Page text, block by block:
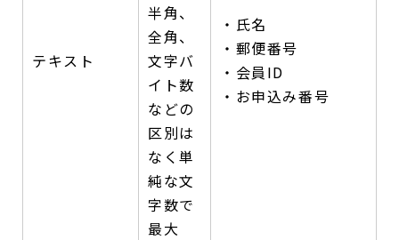
テキスト
半角、
全角、
文字バ
イト数
などの
区別は
なく単
純な文
字数で
最大
・氏名
・郵便番号
・会員ID
・お申込み番号